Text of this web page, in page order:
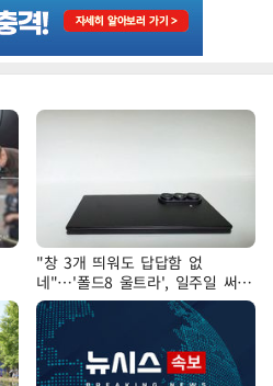
"창 3개 띄워도 답답함 없
네"…'폴드8 울트라', 일주일 써보
니